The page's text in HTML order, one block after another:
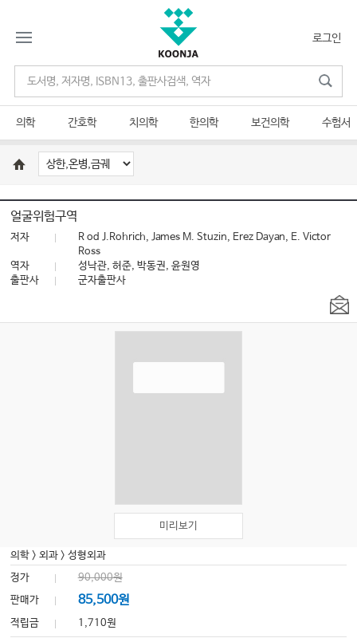
로그인
의학 간호학 치의학 한의학 보건의학 수험서
얼굴위험구역
저자
R od J.Rohrich, James M. Stuzin, Erez Dayan, E. Victor
Ross
역자
성낙관, 허준, 박동권, 윤원영
출판사
군자출판사
미리보기
의학 >외과 >성형외과
정가
90,000원
판매가
85,500원
적립금 1,710원